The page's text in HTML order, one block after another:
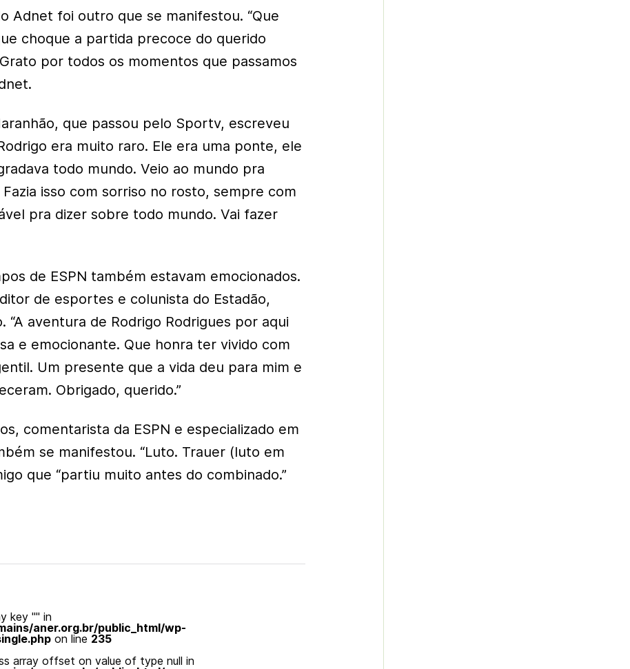
Adnet foi outro que se manifestou. “Que
choque a partida precoce do querido
por todos os momentos que passamos
que passou pelo Sportv, escreveu
era muito raro. Ele era uma ponte, ele
todo mundo. Veio ao mundo pra
isso com sorriso no rosto, sempre com
pra dizer sobre todo mundo. Vai fazer
de ESPN também estavam emocionados.
de esportes e colunista do Estadão,
“A aventura de Rodrigo Rodrigues por aqui
e emocionante. Que honra ter vivido com
Um presente que a vida deu para mim e
Obrigado, querido.”
comentarista da ESPN e especializado em
se manifestou. “Luto. Trauer (luto em
que “partiu muito antes do combinado.”
key "" in
aner.org.br/public_html/wp-
on line 235
array offset on value of type null in